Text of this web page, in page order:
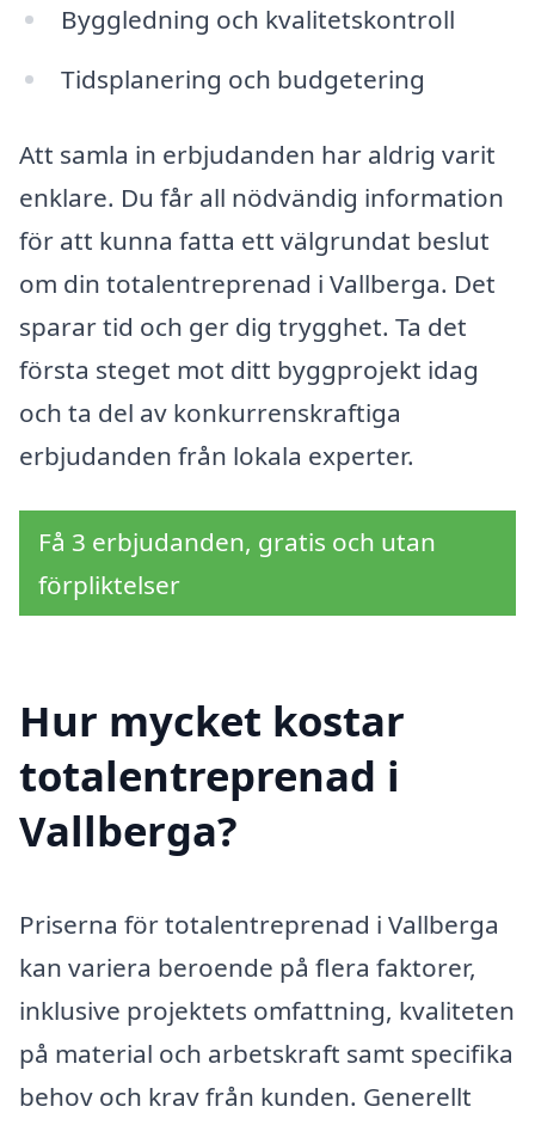
Byggledning och kvalitetskontroll
Tidsplanering och budgetering
Att samla in erbjudanden har aldrig varit
enklare. Du får all nödvändig information
för att kunna fatta ett välgrundat beslut
om din totalentreprenad i Vallberga. Det
sparar tid och ger dig trygghet. Ta det
första steget mot ditt byggprojekt idag
och ta del av konkurrenskraftiga
erbjudanden från lokala experter.
Få 3 erbjudanden, gratis och utan
förpliktelser
Hur mycket kostar
totalentreprenad i
Vallberga?
Priserna för totalentreprenad i Vallberga
kan variera beroende på flera faktorer,
inklusive projektets omfattning, kvaliteten
på material och arbetskraft samt specifika
behov och krav från kunden. Generellt